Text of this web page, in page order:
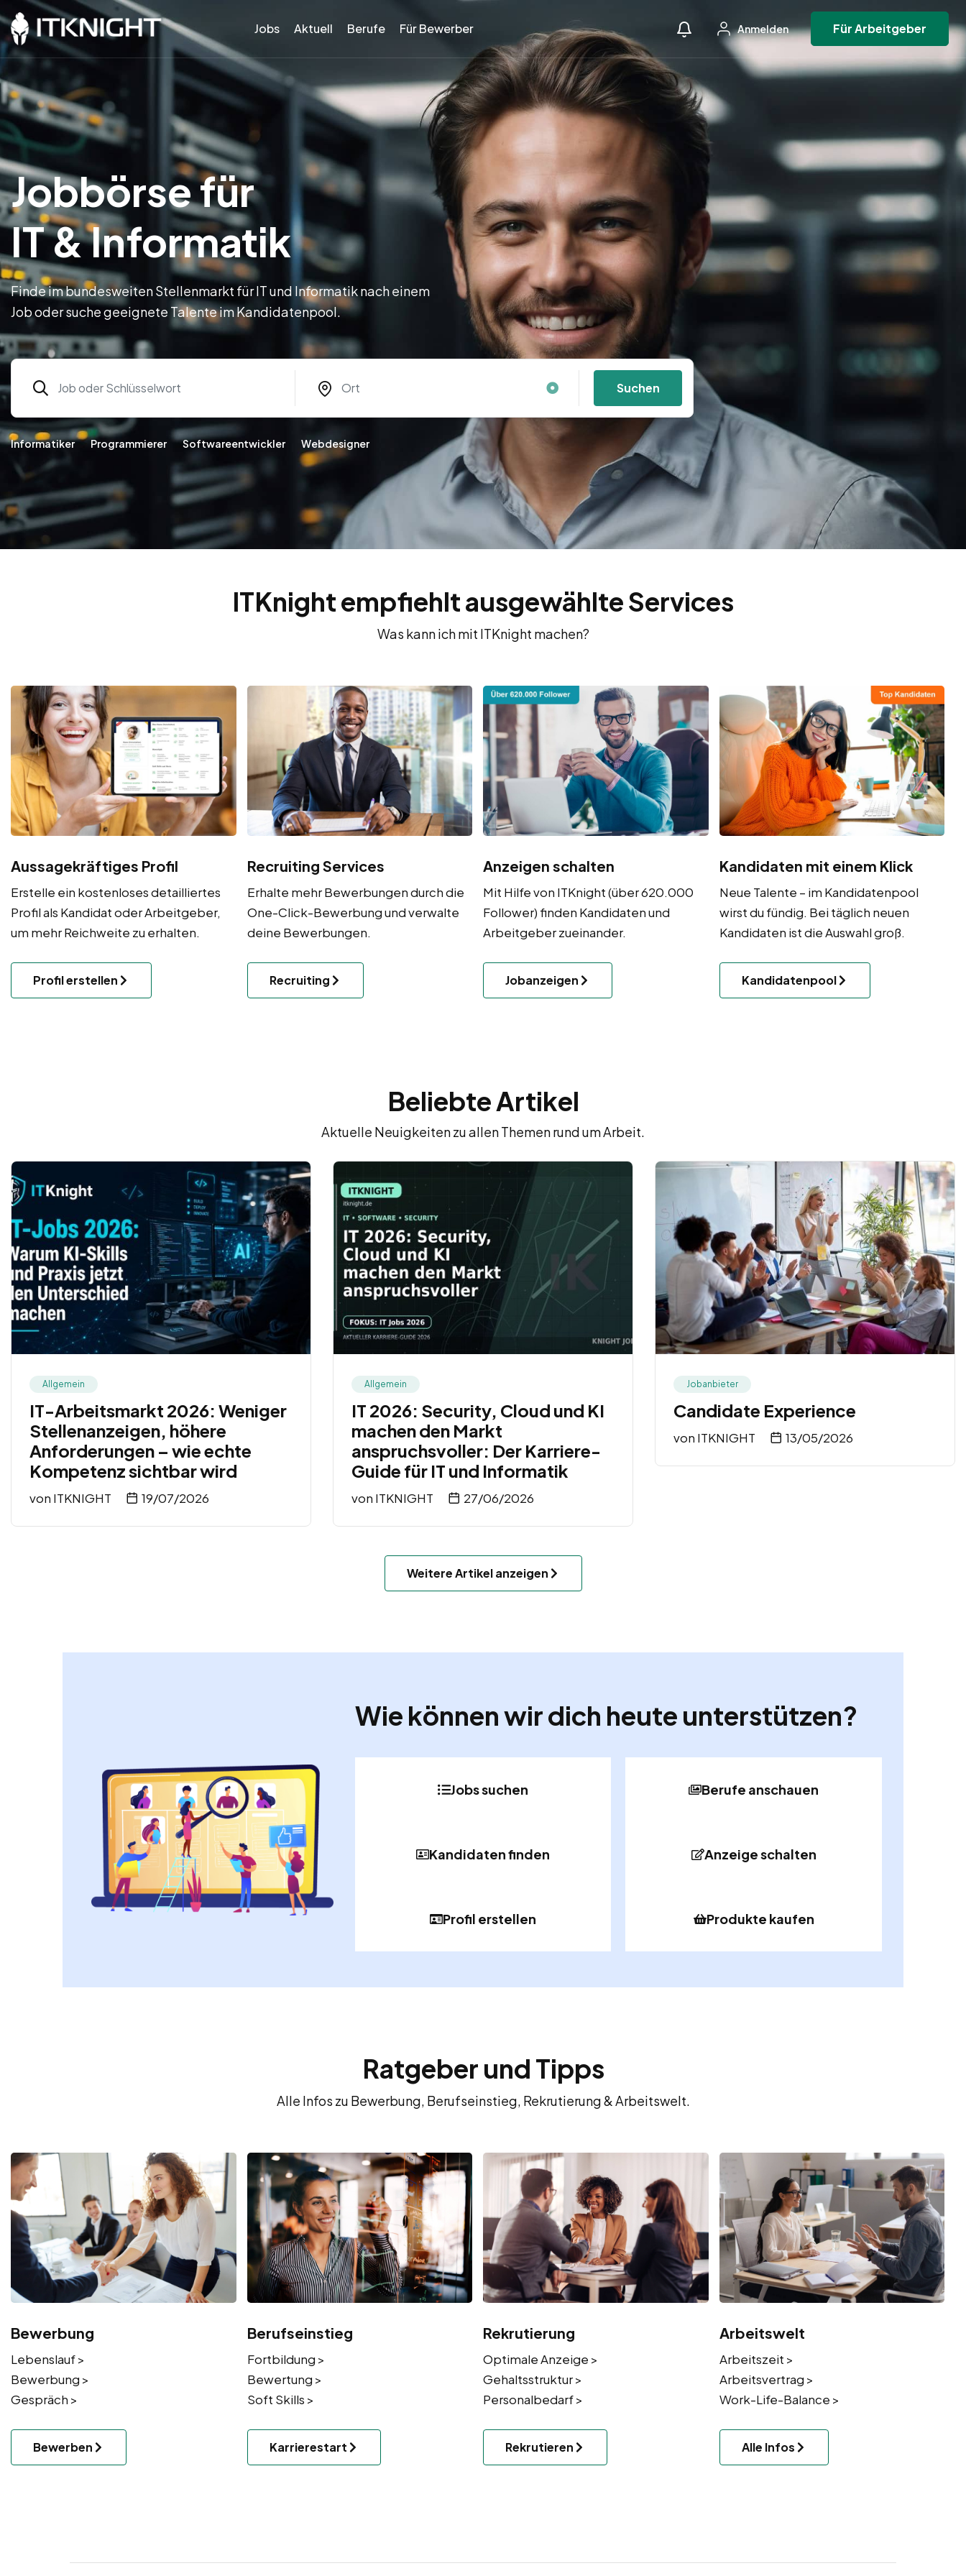
Jobs Aktuell Berufe Für Bewerber Anmelden Für Arbeitgeber
Jobbörse für
IT & Informatik
Finde im bundesweiten Stellenmarkt für IT und Informatik nach einem
Job oder suche geeignete Talente im Kandidatenpool.
Suchen
Informatiker Programmierer Softwareentwickler Webdesigner
ITKnight empfiehlt ausgewählte Services
Was kann ich mit ITKnight machen?
Aussagekräftiges Profil
Erstelle ein kostenloses detailliertes
Profil als Kandidat oder Arbeitgeber,
um mehr Reichweite zu erhalten.
Profil erstellen
Recruiting Services
Erhalte mehr Bewerbungen durch die
One-Click-Bewerbung und verwalte
deine Bewerbungen.
Recruiting
Anzeigen schalten
Mit Hilfe von ITKnight (über 620.000
Follower) finden Kandidaten und
Arbeitgeber zueinander.
Jobanzeigen
Kandidaten mit einem Klick
Neue Talente – im Kandidatenpool
wirst du fündig. Bei täglich neuen
Kandidaten ist die Auswahl groß.
Kandidatenpool
Beliebte Artikel
Aktuelle Neuigkeiten zu allen Themen rund um Arbeit.
Allgemein
IT-Arbeitsmarkt 2026: Weniger
Stellenanzeigen, höhere
Anforderungen – wie echte
Kompetenz sichtbar wird
von ITKNIGHT 19/07/2026
Allgemein
IT 2026: Security, Cloud und KI
machen den Markt
anspruchsvoller: Der Karriere-
Guide für IT und Informatik
von ITKNIGHT 27/06/2026
Jobanbieter
Candidate Experience
von ITKNIGHT 13/05/2026
Weitere Artikel anzeigen
Wie können wir dich heute unterstützen?
Jobs suchen
Kandidaten finden
Profil erstellen
Berufe anschauen
Anzeige schalten
Produkte kaufen
Ratgeber und Tipps
Alle Infos zu Bewerbung, Berufseinstieg, Rekrutierung & Arbeitswelt.
Bewerbung
Lebenslauf >
Bewerbung >
Gespräch >
Bewerben
Berufseinstieg
Fortbildung >
Bewertung >
Soft Skills >
Karrierestart
Rekrutierung
Optimale Anzeige >
Gehaltsstruktur >
Personalbedarf >
Rekrutieren
Arbeitswelt
Arbeitszeit >
Arbeitsvertrag >
Work-Life-Balance >
Alle Infos